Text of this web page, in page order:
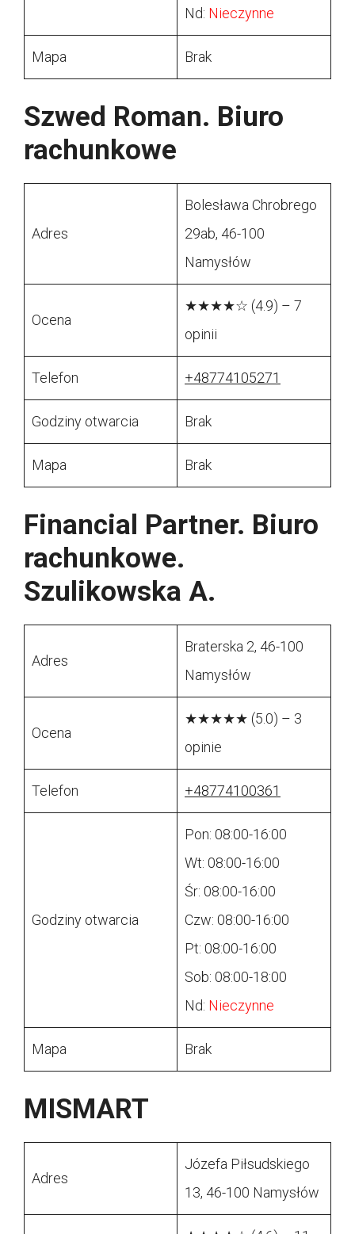
Nd: Nieczynne
Mapa Brak
Szwed Roman. Biuro
rachunkowe
Adres
Bolesława Chrobrego
29ab, 46-100
Namysłów
Ocena
★★★★☆ (4.9) – 7
opinii
Telefon +48774105271
Godziny otwarcia Brak
Mapa Brak
Financial Partner. Biuro
rachunkowe.
Szulikowska A.
Adres
Braterska 2, 46-100
Namysłów
Ocena
★★★★★ (5.0) – 3
opinie
Telefon +48774100361
Godziny otwarcia
Pon: 08:00-16:00
Wt: 08:00-16:00
Śr: 08:00-16:00
Czw: 08:00-16:00
Pt: 08:00-16:00
Sob: 08:00-18:00
Nd: Nieczynne
Mapa Brak
MISMART
Adres
Józefa Piłsudskiego
13, 46-100 Namysłów